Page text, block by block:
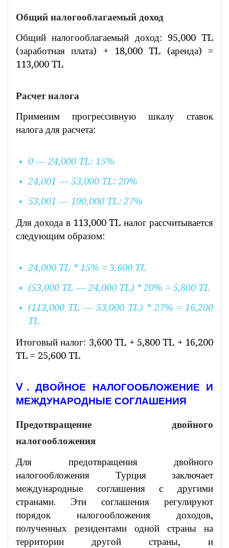
Общий налогооблагаемый доход
Общий налогооблагаемый доход: 95,000 TL
(заработная плата) + 18,000 TL (аренда) =
113,000 TL
Расчет налога
Применим прогрессивную шкалу ставок
налога для расчета:
0 — 24,000 TL: 15%
24,001 — 53,000 TL: 20%
53,001 — 190,000 TL: 27%
Для дохода в 113,000 TL налог рассчитывается
следующим образом:
24,000 TL * 15% = 3,600 TL
(53,000 TL — 24,000 TL) * 20% = 5,800 TL
(113,000 TL — 53,000 TL) * 27% = 16,200
TL
Итоговый налог: 3,600 TL + 5,800 TL + 16,200
TL = 25,600 TL
Ⅴ. ДВОЙНОЕ НАЛОГООБЛОЖЕНИЕ И
МЕЖДУНАРОДНЫЕ СОГЛАШЕНИЯ
Предотвращение двойного
налогообложения
Для предотвращения двойного
налогообложения Турция заключает
международные соглашения с другими
странами. Эти соглашения регулируют
порядок налогообложения доходов,
полученных резидентами одной страны на
территории другой страны, и